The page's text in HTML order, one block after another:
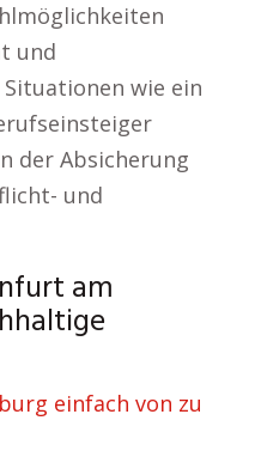
und
wie ein
der Absicherung
und
am
einfach von zu